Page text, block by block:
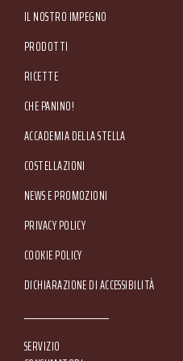
IL NOSTRO IMPEGNO
PRODOTTI
RICETTE
CHE PANINO!
ACCADEMIA DELLA STELLA
COSTELLAZIONI
NEWS E PROMOZIONI
Footer Service Menu
PRIVACY POLICY
COOKIE POLICY
DICHIARAZIONE DI ACCESSIBILITÀ
SERVIZIO